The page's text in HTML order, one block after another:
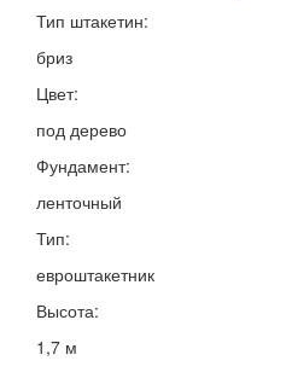
Тип штакетин:
бриз
Цвет:
под дерево
Фундамент:
ленточный
Тип:
евроштакетник
Высота:
1,7 м